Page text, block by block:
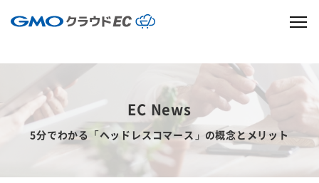
EC News
5分でわかる「ヘッドレスコマース」の概念とメリット